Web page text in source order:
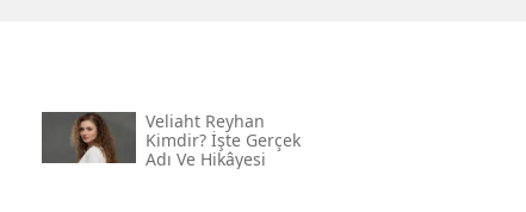
Veliaht Reyhan
Kimdir? İşte Gerçek
Adı Ve Hikâyesi